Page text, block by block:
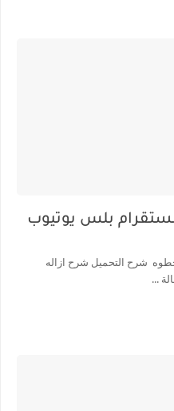
بلس يوتيوب
شرح التحميل شرح ازاله
...